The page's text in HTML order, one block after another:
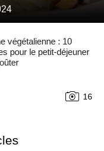
végétalienne : 10
pour le petit-déjeuner
16